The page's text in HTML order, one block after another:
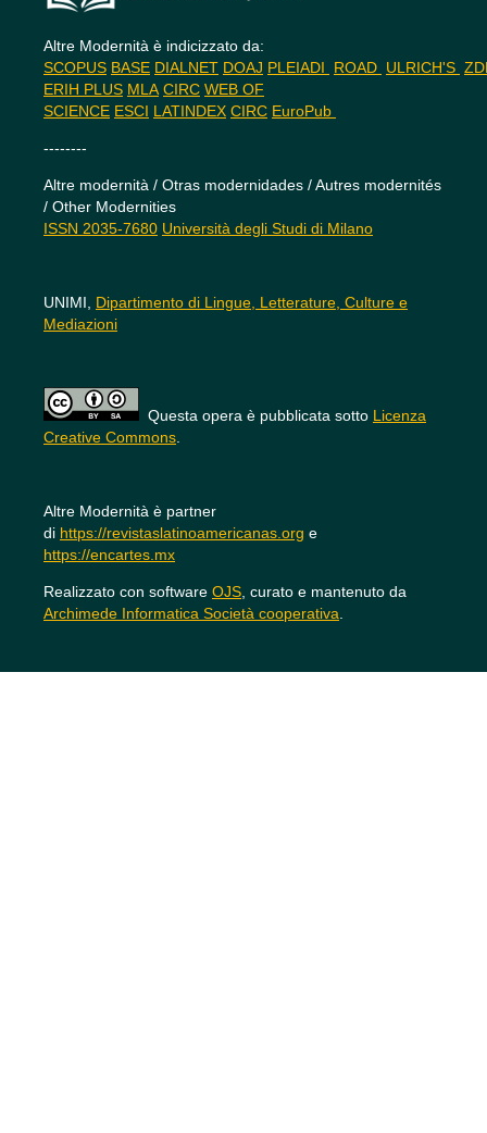
Altre Modernità è indicizzato da:
SCOPUS BASE DIALNET DOAJ PLEIADI ROAD ULRICH'S
ERIH PLUS MLA CIRC WEB OF
SCIENCE ESCI LATINDEX CIRC EuroPub
--------
Altre modernità / Otras modernidades / Autres modernités
/ Other Modernities
ISSN 2035-7680 Università degli Studi di Milano
UNIMI, Dipartimento di Lingue, Letterature, Culture e
Mediazioni
Questa opera è pubblicata sotto Licenza
Creative Commons.
Altre Modernità è partner
di https://revistaslatinoamericanas.org e
https://encartes.mx
Realizzato con software OJS, curato e mantenuto da
Archimede Informatica Società cooperativa